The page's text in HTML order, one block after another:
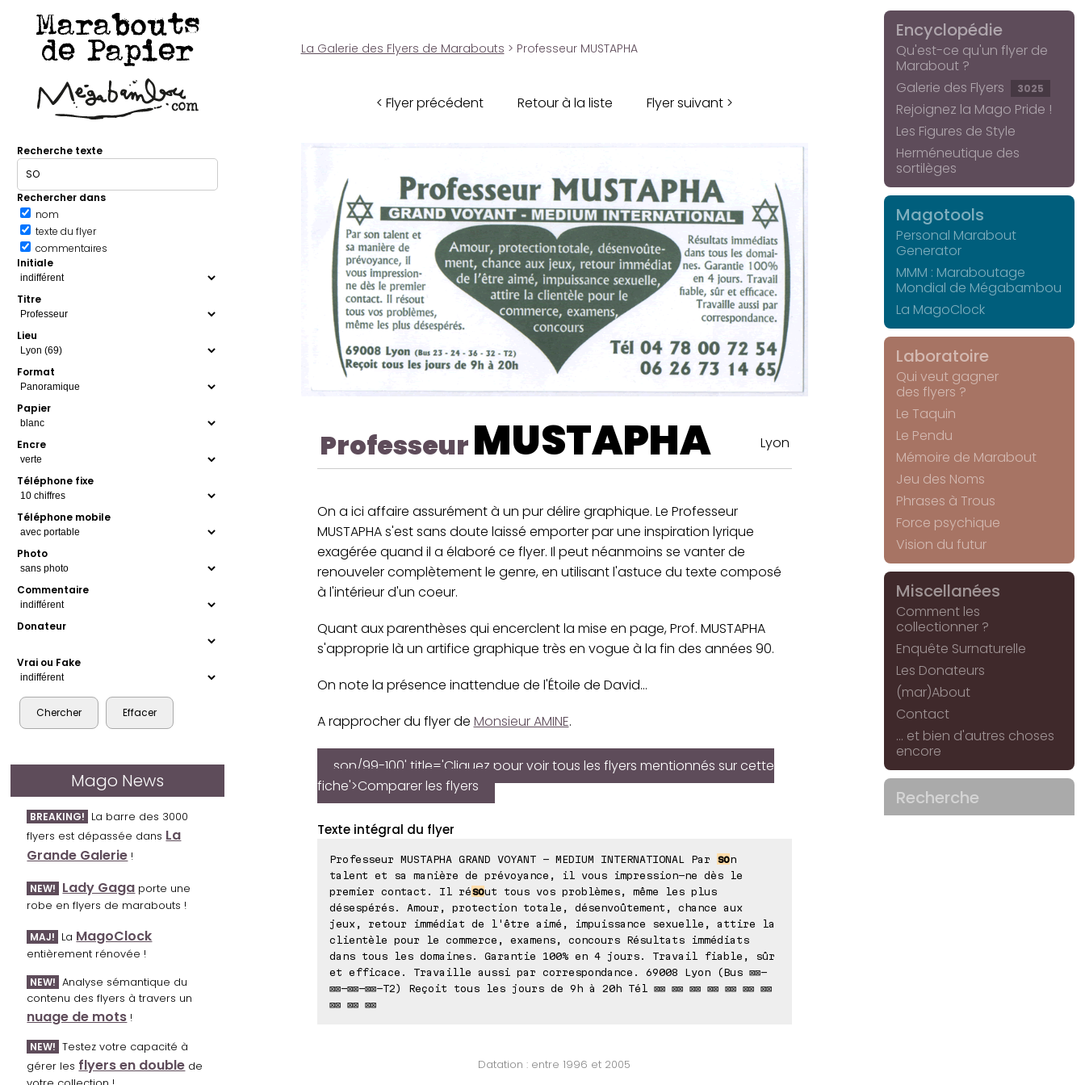
Marabouts
de Papier
Recherche texte
Rechercher dans
nom
texte du flyer
commentaires
Initiale
Titre
Lieu
Format
Papier
Encre
Téléphone fixe
Téléphone mobile
Photo
Commentaire
Donateur
Vrai ou Fake
Mago News
BREAKING! La barre des 3000
flyers est dépassée dans La
Grande Galerie !
NEW! Lady Gaga porte une
robe en flyers de marabouts !
MAJ! La MagoClock
entièrement rénovée !
NEW! Analyse sémantique du
contenu des flyers à travers un
nuage de mots !
NEW! Testez votre capacité à
gérer les flyers en double de
La Galerie des Flyers de Marabouts > Professeur MUSTAPHA
< Flyer précédent Retour à la liste Flyer suivant >
ProfesseurMUSTAPHA Lyon
On a ici affaire assurément à un pur délire graphique. Le Professeur
MUSTAPHA s'est sans doute laissé emporter par une inspiration lyrique
exagérée quand il a élaboré ce flyer. Il peut néanmoins se vanter de
renouveler complètement le genre, en utilisant l'astuce du texte composé
à l'intérieur d'un coeur.
Quant aux parenthèses qui encerclent la mise en page, Prof. MUSTAPHA
s'approprie là un artifice graphique très en vogue à la fin des années 90.
On note la présence inattendue de l'Étoile de David...
A rapprocher du flyer de Monsieur AMINE.
son/99-100' title='Cliquez pour voir tous les flyers mentionnés sur cette
fiche'>Comparer les flyers
Texte intégral du flyer
Professeur MUSTAPHA GRAND VOYANT - MEDIUM INTERNATIONAL Par son
talent et sa manière de prévoyance, il vous impression-ne dès le
premier contact. Il résout tous vos problèmes, même les plus
désespérés. Amour, protection totale, désenvoûtement, chance aux
jeux, retour immédiat de l'être aimé, impuissance sexuelle, attire la
clientèle pour le commerce, examens, concours Résultats immédiats
dans tous les domaines. Garantie 100% en 4 jours. Travail fiable, sûr
et efficace. Travaille aussi par correspondance. 69008 Lyon (Bus ⊠⊠-
⊠⊠-⊠⊠-⊠⊠-T2) Reçoit tous les jours de 9h à 20h Tél ⊠⊠ ⊠⊠ ⊠⊠ ⊠⊠ ⊠⊠ ⊠⊠ ⊠⊠
⊠⊠ ⊠⊠ ⊠⊠
Datation : entre 1996 et 2005
Encyclopédie
Qu'est-ce qu'un flyer de
Marabout ?
Galerie des Flyers
3025
Rejoignez la Mago Pride !
Les Figures de Style
Herméneutique des
sortilèges
Magotools
Personal Marabout
Generator
MMM : Maraboutage
Mondial de Mégabambou
La MagoClock
Laboratoire
Qui veut gagner
des flyers ?
Le Taquin
Le Pendu
Mémoire de Marabout
Jeu des Noms
Phrases à Trous
Force psychique
Vision du futur
Miscellanées
Comment les
collectionner ?
Enquête Surnaturelle
Les Donateurs
(mar)About
Contact
... et bien d'autres choses
encore
Recherche